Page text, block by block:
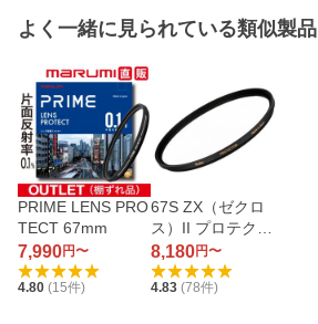
よく一緒に見られている類似製品
PRIME LENS PRO
TECT 67mm
7,990円〜
4.80 (15件)
67S ZX（ゼクロ
ス）II プロテクタ
ー 67mm
8,180円〜
4.83 (78件)